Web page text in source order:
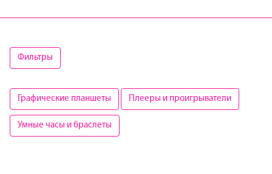
Фильтры
Графические планшеты Плееры и проигрыватели
Умные часы и браслеты